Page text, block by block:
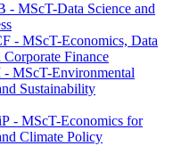
- MScT-Data Science and
- MScT-Economics, Data
Finance
MScT-Environmental
Sustainability
- MScT-Economics for
Climate Policy